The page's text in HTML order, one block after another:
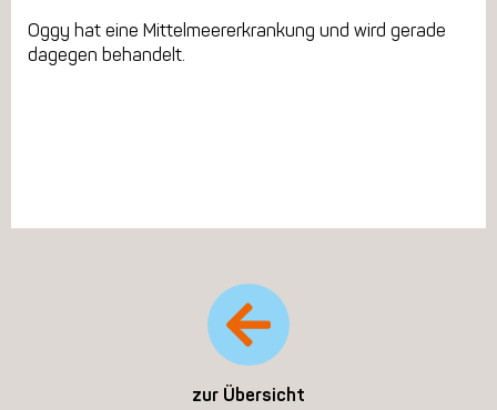
Oggy hat eine Mittelmeererkrankung und wird gerade
dagegen behandelt.
zur Übersicht